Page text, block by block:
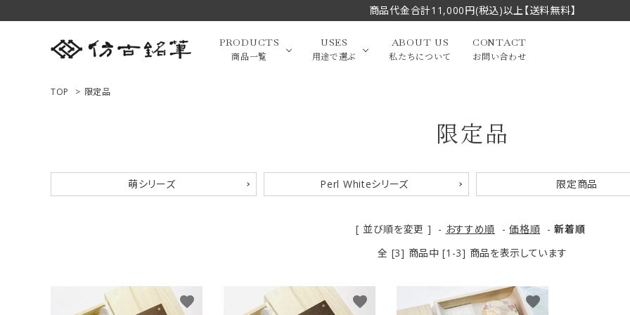
商品代金合計11,000円(税込)以上【送料無料】
PRODUCTS
商品一覧
大中筆（半切・条幅以
小筆（面相系） 小筆
高級化粧筆 化粧筆
USES
用途で選ぶ
漢字
写経・御朱印 画筆・絵てがみ
フェイスブラシ チークブラシ
ABOUT US
私たちについて
CONTACT
お問い合わせ
TOP > 限定品
限定品
萌シリーズ Perl Whiteシリーズ 限定商品
[ 並び順を変更 ] - おすすめ順 -価格順 -新着順
全 [3] 商品中 [1-3] 商品を表示しています
favorite favorite favorite